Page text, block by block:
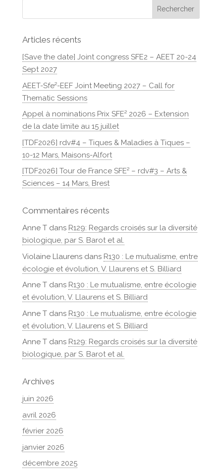
Articles récents
[Save the date] Joint congress SFE2 – AEET 20-24
Sept 2027
AEET-Sfe²-EEF Joint Meeting 2027 – Call for
Thematic Sessions
Appel à nominations Prix SFE² 2026 – Extension
de la date limite au 15 juillet
[TDF2026] rdv#4 – Tiques & Maladies à Tiques –
10-12 Mars, Maisons-Alfort
[TDF2026] Tour de France SFE² – rdv#3 – Arts &
Sciences – 14 Mars, Brest
Commentaires récents
Anne Tdans R129: Regards croisés sur la diversité
biologique, par S. Barot et al.
Violaine Llaurensdans R130 : Le mutualisme, entre
écologie et évolution, V. Llaurens et S. Billiard
Anne Tdans R130 : Le mutualisme, entre écologie
et évolution, V. Llaurens et S. Billiard
Anne Tdans R130 : Le mutualisme, entre écologie
et évolution, V. Llaurens et S. Billiard
Anne Tdans R129: Regards croisés sur la diversité
biologique, par S. Barot et al.
Archives
juin 2026
avril 2026
février 2026
janvier 2026
décembre 2025